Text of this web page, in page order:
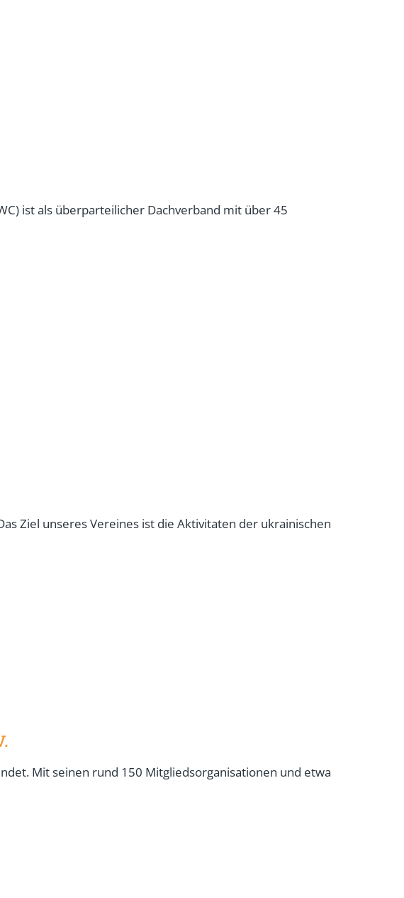
ist als überparteilicher Dachverband mit über 45
Ziel unseres Vereines ist die Aktivitaten der ukrainischen
Mit seinen rund 150 Mitgliedsorganisationen und etwa